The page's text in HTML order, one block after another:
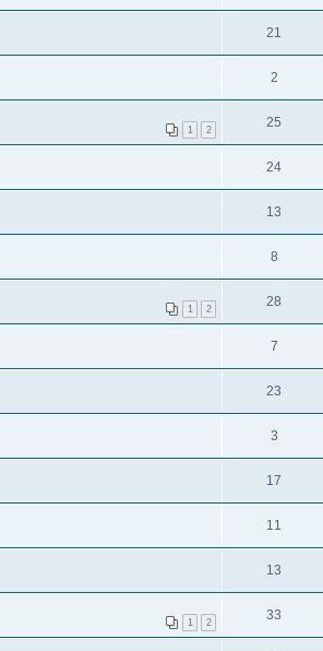
21
2
1 2 25
24
13
8
1 2 28
7
23
3
17
11
13
1 2 33